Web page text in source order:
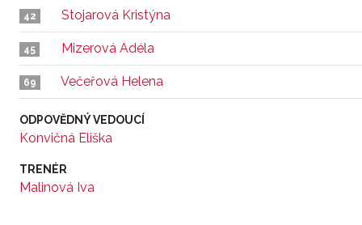
42 Stojarová Kristýna
45 Mizerová Adéla
69 Večeřová Helena
ODPOVĚDNÝ VEDOUCÍ
Konvičná Eliška
TRENÉR
Malinová Iva